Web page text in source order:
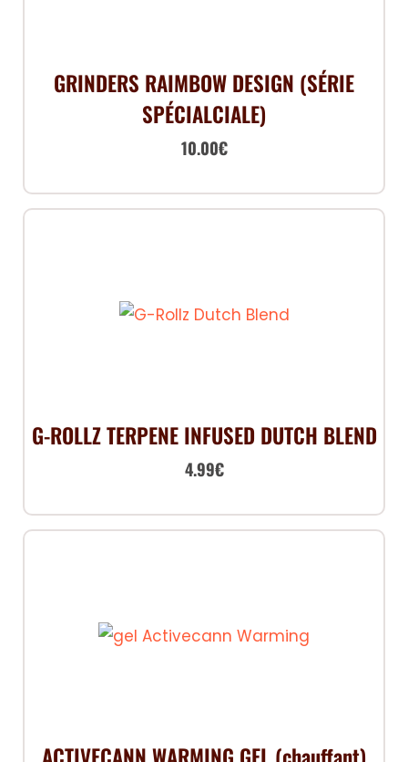
GRINDERS RAIMBOW DESIGN (SÉRIE
SPÉCIALCIALE)
10.00€
G-ROLLZ TERPENE INFUSED DUTCH BLEND
4.99€